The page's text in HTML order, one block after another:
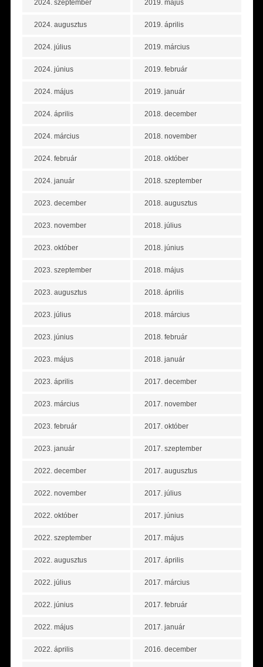
2024. szeptember
2024. augusztus
2024. július
2024. június
2024. május
2024. április
2024. március
2024. február
2024. január
2023. december
2023. november
2023. október
2023. szeptember
2023. augusztus
2023. július
2023. június
2023. május
2023. április
2023. március
2023. február
2023. január
2022. december
2022. november
2022. október
2022. szeptember
2022. augusztus
2022. július
2022. június
2022. május
2022. április
2019. május
2019. április
2019. március
2019. február
2019. január
2018. december
2018. november
2018. október
2018. szeptember
2018. augusztus
2018. július
2018. június
2018. május
2018. április
2018. március
2018. február
2018. január
2017. december
2017. november
2017. október
2017. szeptember
2017. augusztus
2017. július
2017. június
2017. május
2017. április
2017. március
2017. február
2017. január
2016. december